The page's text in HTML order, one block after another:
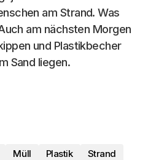
am Strand. Was
am nächsten Morgen
und Plastikbecher
Sand liegen.
Müll Plastik Strand